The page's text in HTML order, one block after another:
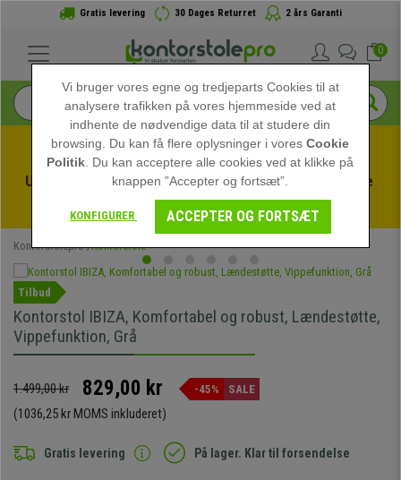
Gratis levering 30 Dages Returret 2 års Garanti
0
Udnyt sommerudsalget hos kontorstolepro! Eksklusive
rabatter i en begrænset periode - Se tilbuddet
Kontorstolepro Kontorstole
Tilbud
Kontorstol IBIZA, Komfortabel og robust, Lændestøtte,
Vippefunktion, Grå
1.499,00 kr 829,00 kr -45% SALE
(1036,25 kr MOMS inkluderet)
Gratis levering På lager. Klar til forsendelse
Vi bruger vores egne og tredjeparts Cookies til at
analysere trafikken på vores hjemmeside ved at
indhente de nødvendige data til at studere din
browsing. Du kan få flere oplysninger i voresCookie
Politik . Du kan acceptere alle cookies ved at klikke på
knappen ”Accepter og fortsæt”.
KONFIGURER ACCEPTER OG FORTSÆT